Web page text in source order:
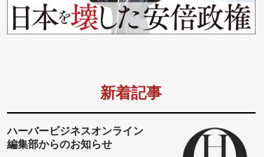
新着記事
ハーバービジネスオンライン
編集部からのお知らせ